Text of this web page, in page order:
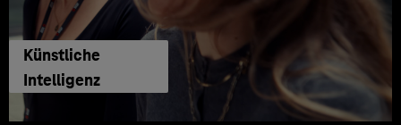
Künstliche
Intelligenz